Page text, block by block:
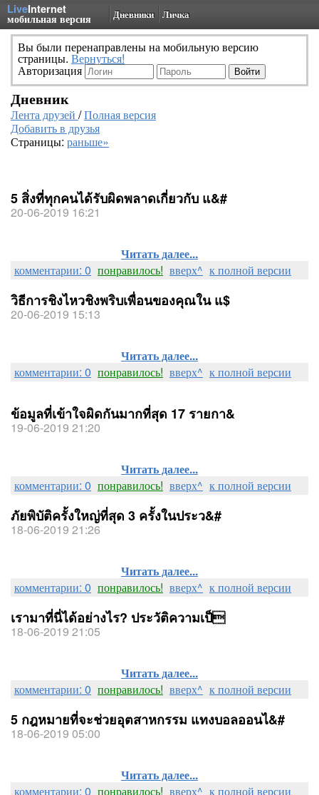
LiveInternet
мобильная версия Дневники Личка
Вы были перенаправлены на мобильную версию
страницы. Вернуться!
Авторизация
Дневник
Лента друзей /Полная версия
Добавить в друзья
Страницы: раньше»
5 สิ่งที่ทุกคนได้รับผิดพลาดเกี่ยวกับ แ&#
20-06-2019 16:21
Читать далее...
комментарии: 0 понравилось! вверх^ к полной версии
วิธีการชิงไหวชิงพริบเพื่อนของคุณใน แ$
20-06-2019 15:13
Читать далее...
комментарии: 0 понравилось! вверх^ к полной версии
ข้อมูลที่เข้าใจผิดกันมากที่สุด 17 รายกา&
19-06-2019 21:20
Читать далее...
комментарии: 0 понравилось! вверх^ к полной версии
ภัยพิบัติครั้งใหญ่ที่สุด 3 ครั้งในประว&#
18-06-2019 21:26
Читать далее...
комментарии: 0 понравилось! вверх^ к полной версии
เรามาที่นี่ได้อย่างไร? ประวัติความเป็
18-06-2019 21:05
Читать далее...
комментарии: 0 понравилось! вверх^ к полной версии
5 กฎหมายที่จะช่วยอุตสาหกรรม แทงบอลออนไ&#
18-06-2019 05:00
Читать далее...
комментарии: 0 понравилось! вверх^ к полной версии